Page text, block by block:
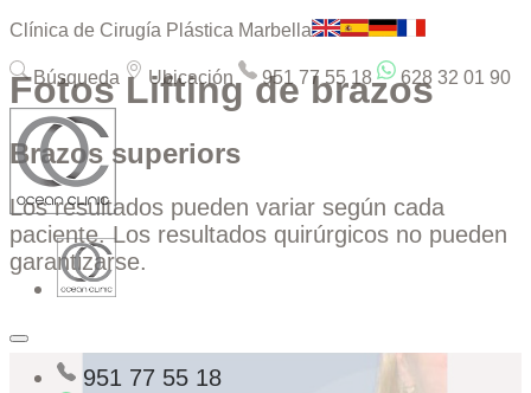
Clínica de Cirugía Plástica Marbella
Búsqueda Ubicación 951 77 55 18 628 32 01 90
951 77 55 18
Fotos Lifting de brazos
Brazos superiors
Los resultados pueden variar según cada
paciente. Los resultados quirúrgicos no pueden
garantizarse.